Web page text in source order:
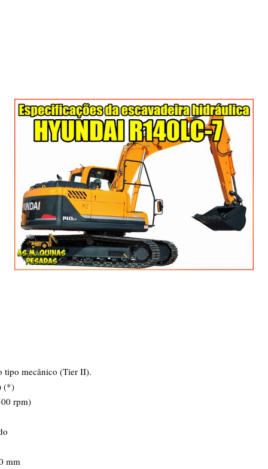
tipo mecânico (Tier II).
(*)
rpm)
mm